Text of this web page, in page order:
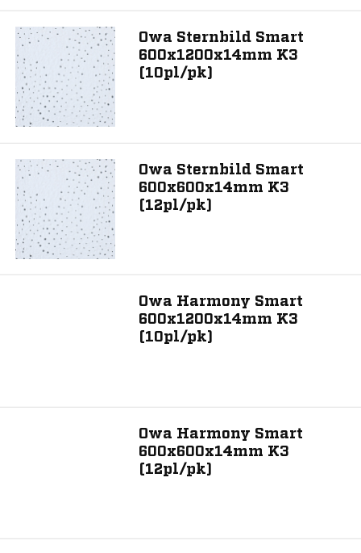
Owa Sternbild Smart
600x1200x14mm K3
(10pl/pk)
Owa Sternbild Smart
600x600x14mm K3
(12pl/pk)
Owa Harmony Smart
600x1200x14mm K3
(10pl/pk)
Owa Harmony Smart
600x600x14mm K3
(12pl/pk)